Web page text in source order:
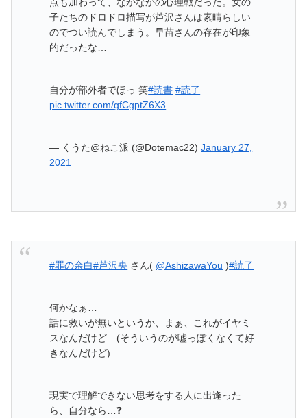
子たちのドロドロ描写が芦沢さんは素晴らしい
のでつい読んでしまう。早苗さんの存在が印象
的だったな…
自分が部外者でほっ 笑#読書 #読了
pic.twitter.com/gfCgptZ6X3
— くうた@ねこ派 (@Dotemac22)January 27,
2021
#罪の余白#芦沢央 さん( @AshizawaYou )#読了
何かなぁ…
話に救いが無いというか、まぁ、これがイヤミ
スなんだけど…(そういうのが嘘っぽくなくて好
きなんだけど)
現実で理解できない思考をする人に出逢った
ら、自分なら…❓